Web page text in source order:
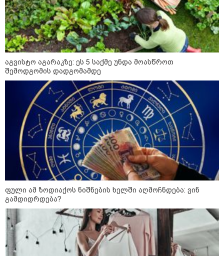
- რუსს, ყაზახს, უკრაინელს,
შვეიცარიელს, იტალიელს,
ამერიკელს, შეუძლია
ჩამოვიდეს, დახარჯოს ფული...
არავინ შეზღუდული არაა" -
კალაძე
კატეგორიის ყველა სიახლე
„რიკოთის მსგავსი რთული
საინჟინრო ობიექტების მოვლა-
პატრონობა განსაკუთრებულ
პასუხისმგებლობას მოითხოვს“-
რატომ გახდა საჭირო გზების
მოვლა-პატრონობისთვის
„რუსთაველზე მდებარე
ზარალისკენ წავალთ - მეგონა,
ვიღაც მოიფიქრებდა და ბიზნესს
შეხვდებოდა“
„ფასები 2-3 წელში გაორმაგდება“
აგვისტო აგარაკზე: ეს 5 საქმე უნდა მოასწროთ
შემოდგომის დადგომამდე
ფული ამ ზოდიაქოს ნიშნების ხელში აღმოჩნდება: ვინ
გამდიდრდება?